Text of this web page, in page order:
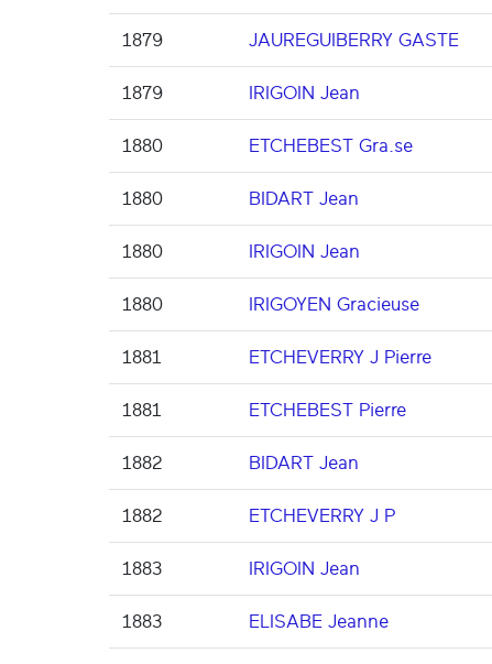
1879 JAUREGUIBERRY GASTE
1879 IRIGOIN Jean
1880 ETCHEBEST Gra.se
1880 BIDART Jean
1880 IRIGOIN Jean
1880 IRIGOYEN Gracieuse
1881 ETCHEVERRY J Pierre
1881 ETCHEBEST Pierre
1882 BIDART Jean
1882 ETCHEVERRY J P
1883 IRIGOIN Jean
1883 ELISABE Jeanne